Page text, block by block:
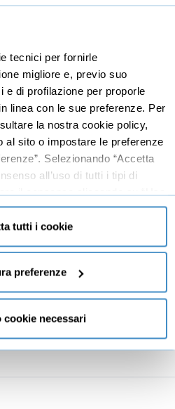
tecnici per fornirle
migliore e, previo suo
e di profilazione per proporle
linea con le sue preferenze. Per
la nostra cookie policy,
al sito o impostare le preferenze
Selezionando “Accetta
all’uso di tutti i tipi di
il consenso cliccando su “Usa
attivati i soli cookie
funzionamento del sito.
tutti i cookie
preferenze
cookie necessari
un oggetto 3D 01:58
web
10:22
03:15
03:04
ed esportare clip video 06:13
Azioni